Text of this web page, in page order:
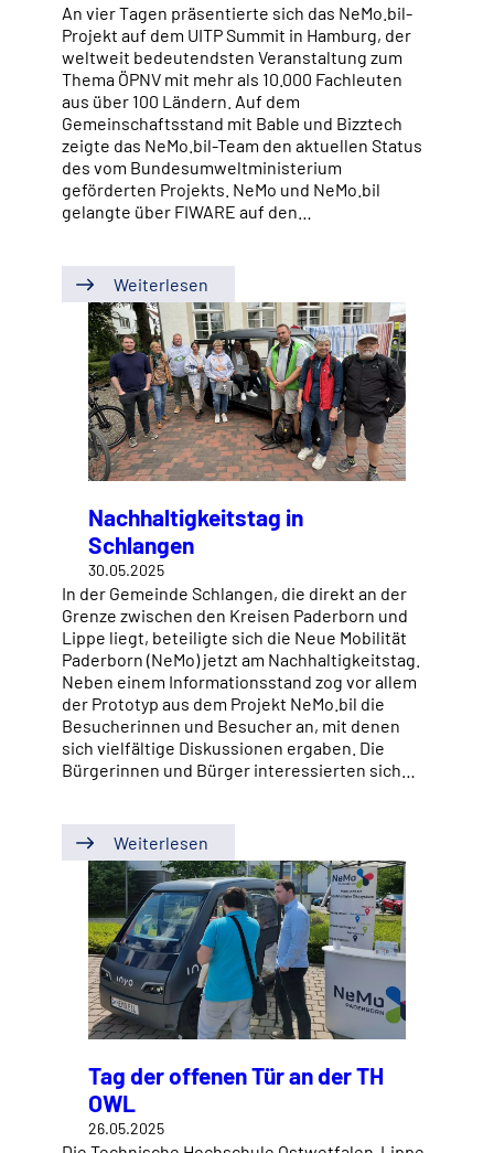
An vier Tagen präsentierte sich das NeMo.bil-
Projekt auf dem UITP Summit in Hamburg, der
weltweit bedeutendsten Veranstaltung zum
Thema ÖPNV mit mehr als 10.000 Fachleuten
aus über 100 Ländern. Auf dem
Gemeinschaftsstand mit Bable und Bizztech
zeigte das NeMo.bil-Team den aktuellen Status
des vom Bundesumweltministerium
geförderten Projekts. NeMo und NeMo.bil
gelangte über FIWARE auf den…
Weiterlesen
Nachhaltigkeitstag in
Schlangen
30.05.2025
In der Gemeinde Schlangen, die direkt an der
Grenze zwischen den Kreisen Paderborn und
Lippe liegt, beteiligte sich die Neue Mobilität
Paderborn (NeMo) jetzt am Nachhaltigkeitstag.
Neben einem Informationsstand zog vor allem
der Prototyp aus dem Projekt NeMo.bil die
Besucherinnen und Besucher an, mit denen
sich vielfältige Diskussionen ergaben. Die
Bürgerinnen und Bürger interessierten sich…
Weiterlesen
Tag der offenen Tür an der TH
OWL
26.05.2025